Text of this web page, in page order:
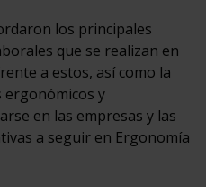
los principales
que se realizan en
a estos, así como la
ergonómicos y
en las empresas y las
a seguir en Ergonomía